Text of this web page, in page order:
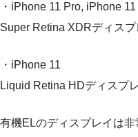
・iPhone 11 Pro, iPhone
Super Retina XDRディスプ
・iPhone 11
Liquid Retina HDディスプ
有機ELのディスプレイは